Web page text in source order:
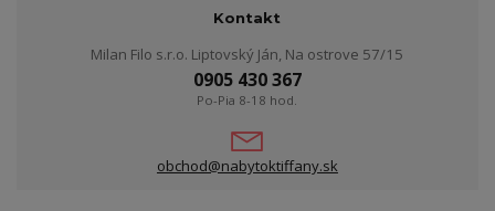
Kontakt
Milan Filo s.r.o. Liptovský Ján, Na ostrove 57/15
0905 430 367
Po-Pia 8-18 hod.
obchod@nabytoktiffany.sk